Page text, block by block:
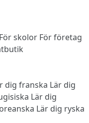
För skolor För företag
dig franska Lär dig
Lär dig
Lär dig ryska